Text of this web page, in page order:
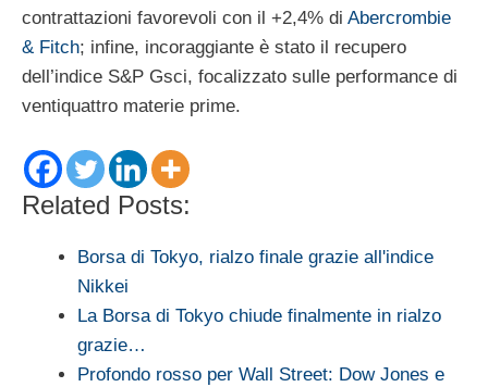
contrattazioni favorevoli con il +2,4% di Abercrombie
& Fitch; infine, incoraggiante è stato il recupero
dell’indice S&P Gsci, focalizzato sulle performance di
ventiquattro materie prime.
Related Posts:
Borsa di Tokyo, rialzo finale grazie all'indice
Nikkei
La Borsa di Tokyo chiude finalmente in rialzo
grazie…
Profondo rosso per Wall Street: Dow Jones e